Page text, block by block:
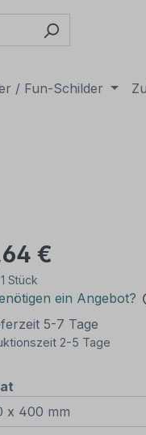
/ Fun-Schilder
€
1 Stück
ein Angebot?
5-7 Tage
2-5 Tage